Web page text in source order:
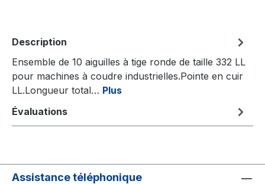
Description
Ensemble de 10 aiguilles à tige ronde de taille 332 LL
pour machines à coudre industrielles.Pointe en cuir
LL.Longueur total… Plus
Évaluations
Assistance téléphonique